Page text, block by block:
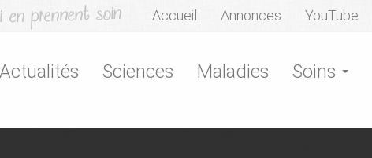
Accueil Annonces YouTube
Actualités Sciences Maladies Soins